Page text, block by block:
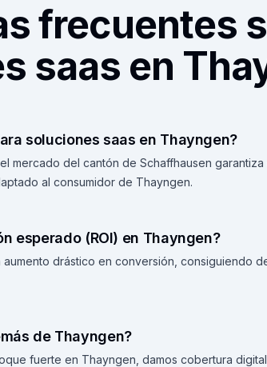
frecuentes
saas en
soluciones saas en Thayngen?
mercado del cantón de Schaffhausen
al consumidor de Thayngen.
esperado (ROI) en Thayngen?
drástico en conversión, consiguiendo
de Thayngen?
fuerte en Thayngen, damos cobertura